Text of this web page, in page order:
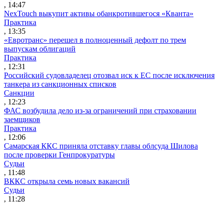
, 14:47
NexTouch выкупит активы обанкротившегося «Кванта»
Практика
, 13:35
«Евротранс» перешел в полноценный дефолт по трем
выпускам облигаций
Практика
, 12:31
Российский судовладелец отозвал иск к ЕС после исключения
танкера из санкционных списков
Санкции
, 12:23
ФАС возбудила дело из-за ограничений при страховании
заемщиков
Практика
, 12:06
Самарская ККС приняла отставку главы облсуда Шилова
после проверки Генпрокуратуры
Судьи
, 11:48
ВККС открыла семь новых вакансий
Судьи
, 11:28